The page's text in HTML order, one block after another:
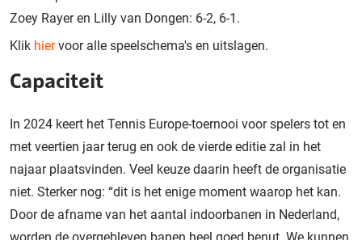
Zoey Rayer en Lilly van Dongen: 6-2, 6-1.
Klik hiervoor alle speelschema's en uitslagen.
Capaciteit
In 2024 keert het Tennis Europe-toernooi voor spelers tot en
met veertien jaar terug en ook de vierde editie zal in het
najaar plaatsvinden. Veel keuze daarin heeft de organisatie
niet. Sterker nog: “dit is het enige moment waarop het kan.
Door de afname van het aantal indoorbanen in Nederland,
worden de overgebleven banen heel goed benut. We kunnen